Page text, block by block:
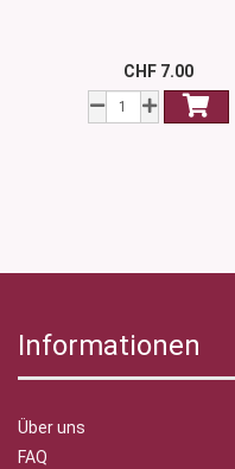
CHF 7.00
Informationen
Über uns
FAQ